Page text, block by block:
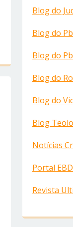
Blog do
Blog do
Blog do
Blog do
Blog do
Blog
Notícias
Portal
Revista